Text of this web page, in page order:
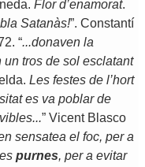
Flor d’enamorat.
Satanàs!”. Constantí
“...donaven la
un tros de sol esclatant
Les festes de l’hort
es va poblar de
” Vicent Blasco
sensatea el foc, per a
purnes, per a evitar